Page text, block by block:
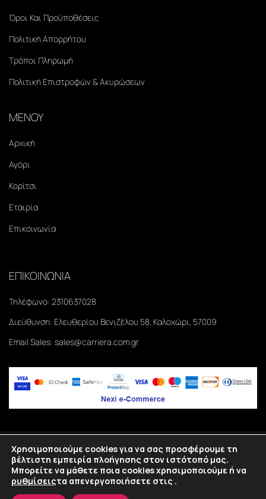
Όροι Και Προϋποθέσεις
Πολιτική Απορρήτου
Τρόποι Πληρωμή
Πολιτική Επιστροφών & Ακυρώσεων
ΜΕΝΟΥ
Αρχική
Αγόρι
Κορίτσι
Εταιρία
Επικοινωνία
ΕΠΙΚΟΙΝΩΝΙΑ
Τηλέφωνο: 2310637028
Διεύθυνση: Ελευθερίου Βενιζέλου 58, Καλοχώρι, 57009
Email Sales: sales@carriera.com.gr
Copyright2026©Carriera. All rights reserved.
Κατασκευή eshop Θεσσαλονίκη SmartWebDesign
Χρησιμοποιούμε cookies για να σας προσφέρουμε τη
βέλτιστη εμπειρία πλοήγησης στον ιστότοπό μας.
Μπορείτε να μάθετε ποια cookies χρησιμοποιούμε ή να
τα απενεργοποιήσετε στις
ρυθμίσεις .